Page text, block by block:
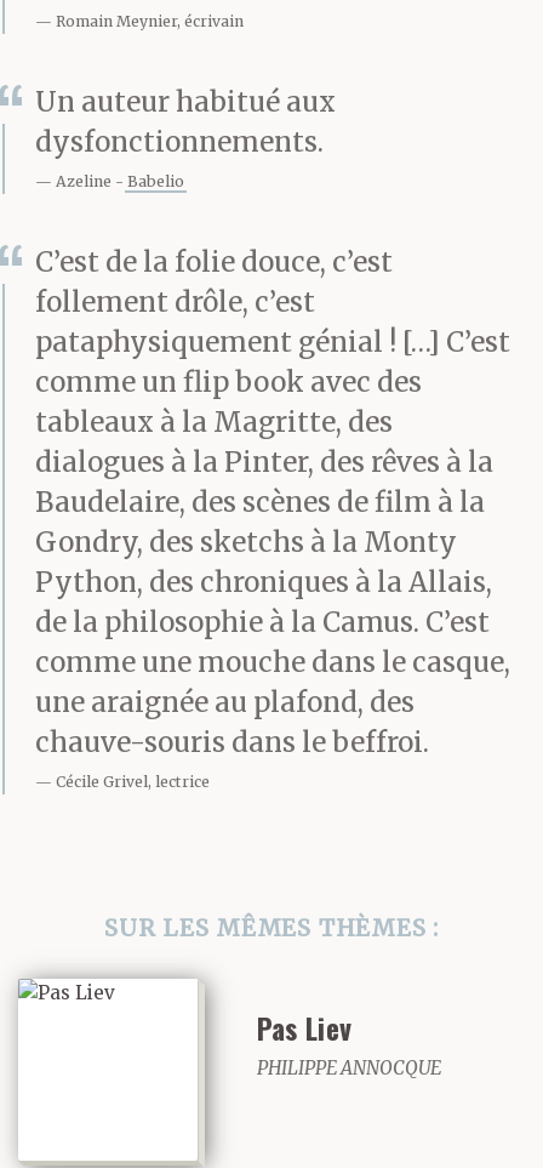
Romain Meynier, écrivain
Un auteur habitué aux
dysfonctionnements.
Azeline Babelio
C’est de la folie douce, c’est
follement drôle, c’est
pataphysiquement génial ! […] C’est
comme un flip book avec des
tableaux à la Magritte, des
dialogues à la Pinter, des rêves à la
Baudelaire, des scènes de film à la
Gondry, des sketchs à la Monty
Python, des chroniques à la Allais,
de la philosophie à la Camus. C’est
comme une mouche dans le casque,
une araignée au plafond, des
chauve-souris dans le beffroi.
Cécile Grivel, lectrice
SUR LES MÊMES THÈMES :
Pas Liev
PHILIPPE ANNOCQUE